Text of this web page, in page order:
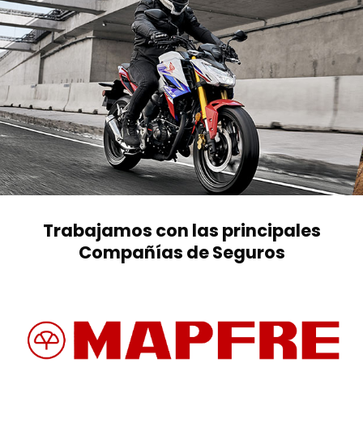
Trabajamos con las principales
Compañías de Seguros